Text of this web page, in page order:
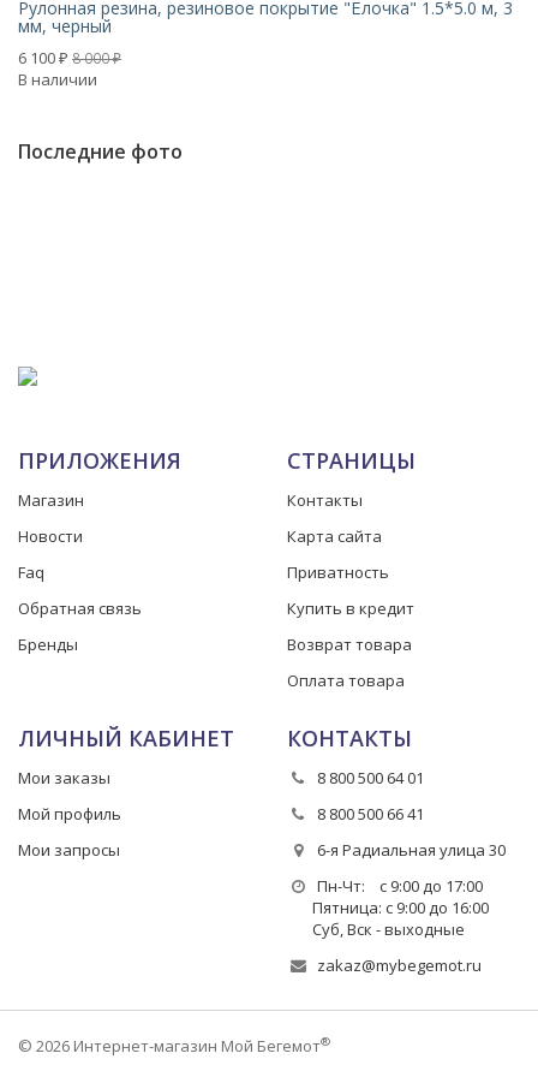
Рулонная резина, резиновое покрытие "Ёлочка" 1.5*5.0 м, 3
мм, черный
6 100 ₽ 8 000₽
В наличии
Последние фото
ПРИЛОЖЕНИЯ
Магазин
Новости
Faq
Обратная связь
Бренды
СТРАНИЦЫ
Контакты
Карта сайта
Приватность
Купить в кредит
Возврат товара
Оплата товара
ЛИЧНЫЙ КАБИНЕТ
Мои заказы
Мой профиль
Мои запросы
КОНТАКТЫ
8 800 500 64 01
8 800 500 66 41
6-я Радиальная улица 30
Пн-Чт: с 9:00 до 17:00
Пятница: с 9:00 до 16:00
Суб, Вск - выходные
zakaz@mybegemot.ru
© 2026 Интернет-магазин Мой Бегемот®